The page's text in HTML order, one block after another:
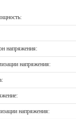
напряжения:
напряжения:
напряжения: